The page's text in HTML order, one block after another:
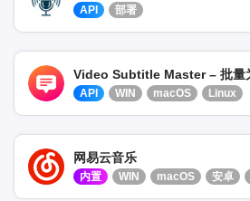
API 部署
Video Subtitle Master – 批量
API WIN macOS Linux
网易云音乐
内置 WIN macOS 安卓